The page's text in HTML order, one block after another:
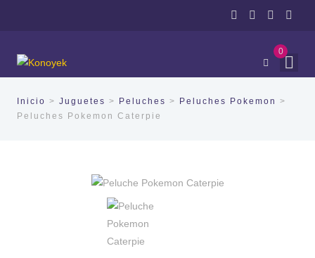
0
Inicio > Juguetes > Peluches > Peluches Pokemon >
Peluches Pokemon Caterpie